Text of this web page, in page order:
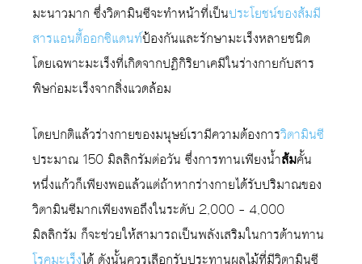
มะนาวมาก ซึ่งวิตามินซีจะทำหน้าที่เป็นประโยชน์ของส้มมี
สารแอนตี้ออกซิแดนท์ป้องกันและรักษามะเร็งหลายชนิด
โดยเฉพาะมะเร็งที่เกิดจากปฏิกิริยาเคมีในร่างกายกับสาร
พิษก่อมะเร็งจากสิ่งแวดล้อม
โดยปกติแล้วร่างกายของมนุษย์เรามีความต้องการวิตามินซี
ประมาณ 150 มิลลิกรัมต่อวัน ซึ่งการทานเพียงน้ำส้มคั้น
หนึ่งแก้วก็เพียงพอแล้วแต่ถ้าหากร่างกายได้รับปริมาณของ
วิตามินซีมากเพียงพอถึงในระดับ 2,000 – 4,000
มิลลิกรัม ก็จะช่วยให้สามารถเป็นพลังเสริมในการต้านทาน